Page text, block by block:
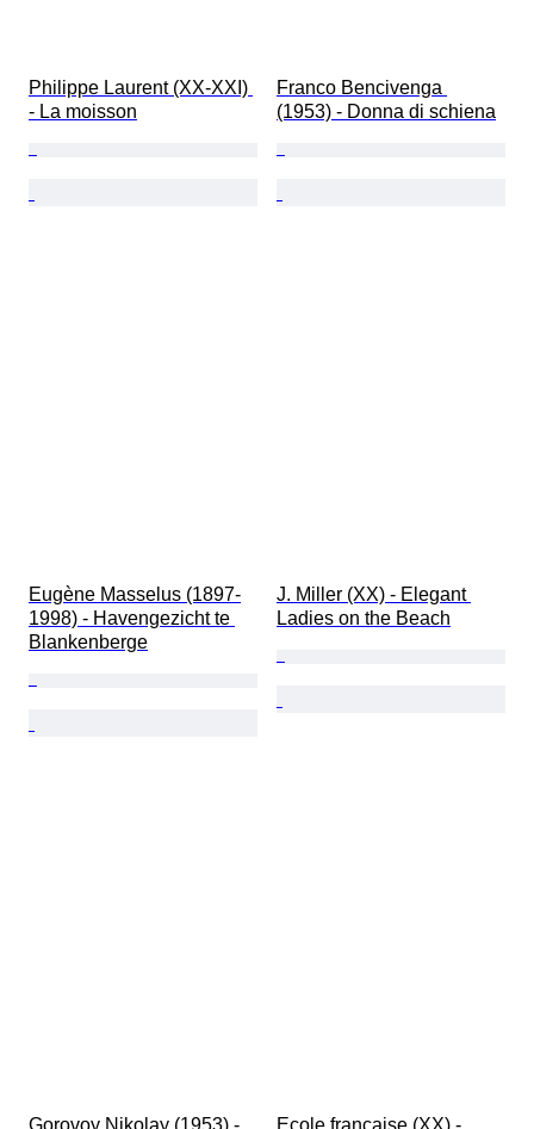
Philippe Laurent (XX-XXI)
- La moisson
Franco Bencivenga
(1953) - Donna di schiena
Eugène Masselus (1897-
1998) - Havengezicht te
Blankenberge
J. Miller (XX) - Elegant
Ladies on the Beach